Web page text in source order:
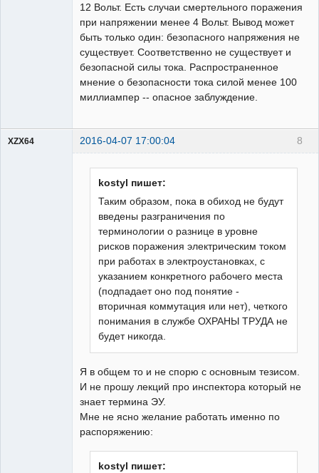
12 Вольт. Есть случаи смертельного поражения
при напряжении менее 4 Вольт. Вывод может
быть только один: безопасного напряжения не
существует. Соответственно не существует и
безопасной силы тока. Распространенное
мнение о безопасности тока силой менее 100
миллиампер -- опасное заблуждение.
8
XZX64 2016-04-07 17:00:04
kostyl пишет:
Таким образом, пока в обиход не будут
введены разграничения по
терминологии о разнице в уровне
рисков поражения электрическим током
при работах в электроустановках, с
указанием конкретного рабочего места
(подпадает оно под понятие -
вторичная коммутация или нет), четкого
понимания в службе ОХРАНЫ ТРУДА не
будет никогда.
Я в общем то и не спорю с основным тезисом.
И не прошу лекций про инспектора который не
знает термина ЭУ.
Мне не ясно желание работать именно по
распоряжению:
kostyl пишет: